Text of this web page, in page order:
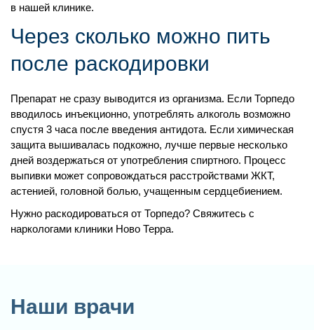
в нашей клинике.
Через сколько можно пить
после раскодировки
Препарат не сразу выводится из организма. Если Торпедо
вводилось инъекционно, употреблять алкоголь возможно
спустя 3 часа после введения антидота. Если химическая
защита вышивалась подкожно, лучше первые несколько
дней воздержаться от употребления спиртного. Процесс
выпивки может сопровождаться расстройствами ЖКТ,
астенией, головной болью, учащенным сердцебиением.
Нужно раскодироваться от Торпедо? Свяжитесь с
наркологами клиники Ново Терра.
Наши врачи